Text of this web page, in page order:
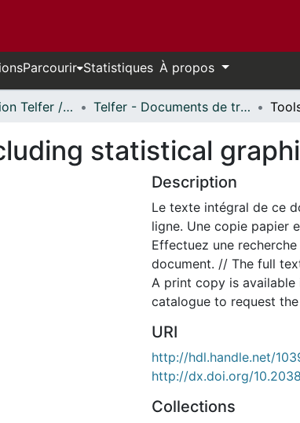
Parcourir Statistiques À propos
École de gestion Telfer // Telfer School of Management Telfer - Documents de travail // Telfer - Working Papers
statistical
Description
Le texte intégral de ce
ligne. Une copie papier
Effectuez une
document. // The full
A print copy is available
catalogue to request the
URI
http://hdl.handle.net/
http://dx.doi.org/
Collections